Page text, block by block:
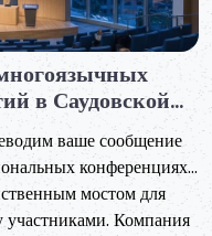
или интернет-
клиентов и обеспечит
комплексное
присутствия на